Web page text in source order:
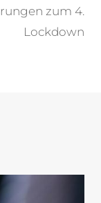
zum 4.
Lockdown